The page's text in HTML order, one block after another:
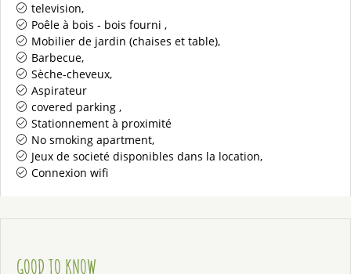
television
Poêle à bois - bois fourni
Mobilier de jardin (chaises et table)
Barbecue
Sèche-cheveux
Aspirateur
covered parking
Stationnement à proximité
No smoking apartment
Jeux de societé disponibles dans la location
Connexion wifi
GOOD TO KNOW